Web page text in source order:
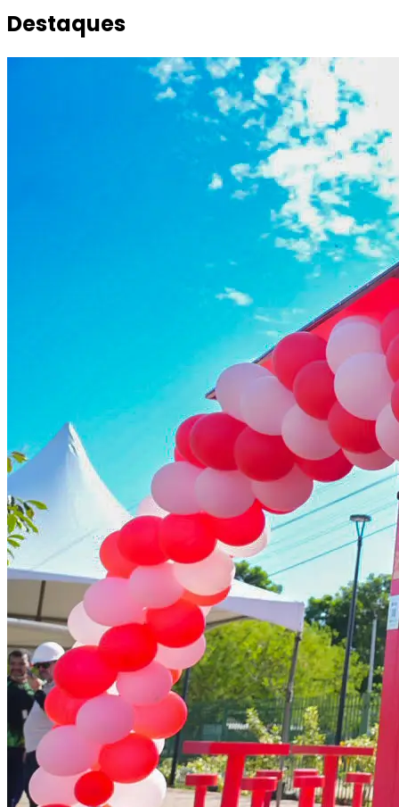
Destaques